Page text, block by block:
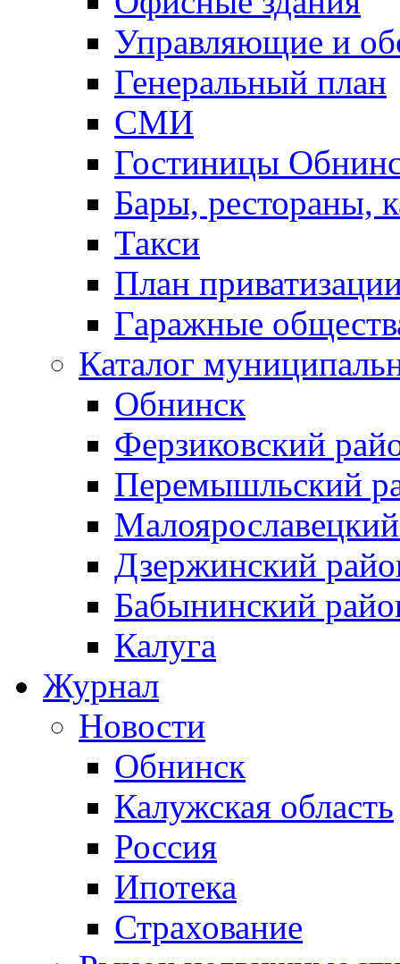
Управляющие и
Генеральный план
СМИ
Гостиницы
Бары, рестораны,
Такси
План
Гаражные
Каталог
Обнинск
Ферзиковский
Перемышльский
Дзержинский
Бабынинский
Калуга
Журнал
Новости
Обнинск
Калужская область
Россия
Ипотека
Страхование